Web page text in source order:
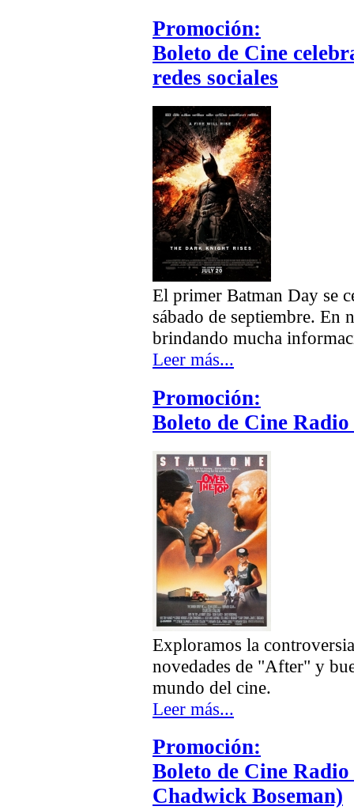
Promoción:
Boleto de Cine
redes sociales
El primer Batman Day se
sábado de septiembre. En
brindando mucha
Leer más...
Promoción:
Boleto de Cine
Exploramos la
novedades de "After" y
mundo del cine.
Leer más...
Promoción:
Boleto de Cine
Chadwick Boseman)